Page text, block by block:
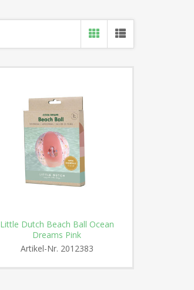
Little Dutch Beach Ball Ocean
Dreams Pink
Artikel-Nr. 2012383